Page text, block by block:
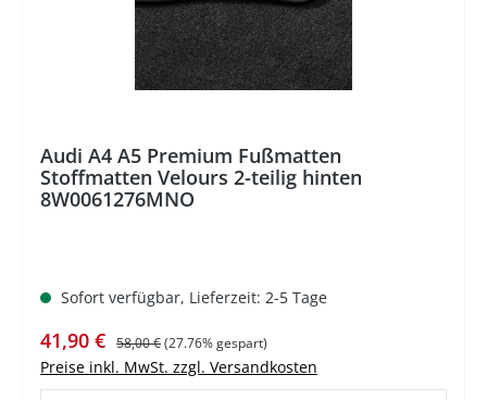
Audi A4 A5 Premium Fußmatten
Stoffmatten Velours 2-teilig hinten
8W0061276MNO
Sofort verfügbar, Lieferzeit: 2-5 Tage
Verkaufspreis:
41,90 € Regulärer Preis:
58,00 €(27.76% gespart)
Preise inkl. MwSt. zzgl. Versandkosten